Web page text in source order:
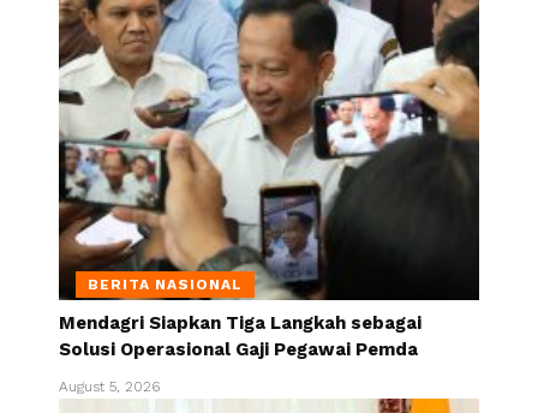
BERITA NASIONAL
Mendagri Siapkan Tiga Langkah sebagai
Solusi Operasional Gaji Pegawai Pemda
August 5, 2026